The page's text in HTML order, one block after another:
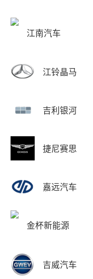
江南汽车
江铃晶马
吉利银河
捷尼赛思
嘉远汽车
金杯新能源
吉威汽车